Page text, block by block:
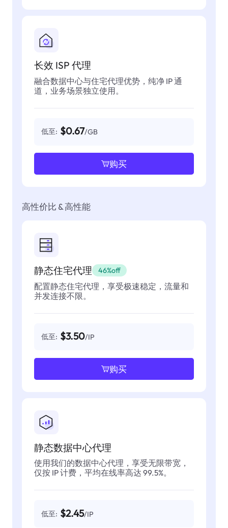
长效 ISP 代理
融合数据中心与住宅代理优势，纯净 IP 通
道，业务场景独立使用。
低至: $0.67/GB
购买
高性价比 & 高性能
静态住宅代理 46%off
配置静态住宅代理，享受极速稳定，流量和
并发连接不限。
低至: $3.50/IP
购买
静态数据中心代理
使用我们的数据中心代理，享受无限带宽，
仅按 IP 计费，平均在线率高达 99.5%。
低至: $2.45/IP